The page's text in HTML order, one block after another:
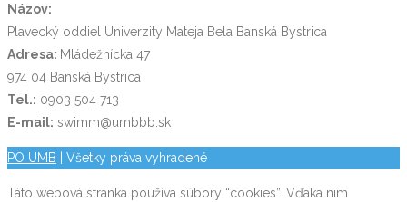
Názov:
Plavecký oddiel Univerzity Mateja Bela Banská Bystrica
Adresa: Mládežnícka 47
974 04 Banská Bystrica
Tel.: 0903 504 713
E-mail: swimm@umbbb.sk
PO UMB | Všetky práva vyhradené
Táto webová stránka používa súbory “cookies”. Vďaka nim